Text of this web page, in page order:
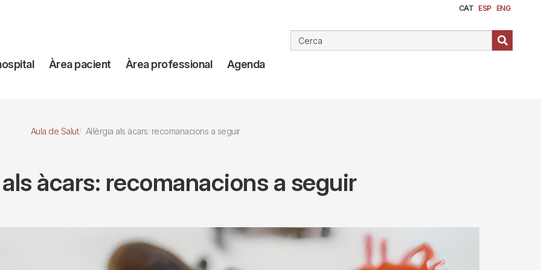
CAT ESP ENG
Àrea pacient Àrea professional Agenda
Aula de Salut Al·lèrgia als àcars: recomanacions a seguir
als àcars: recomanacions a seguir